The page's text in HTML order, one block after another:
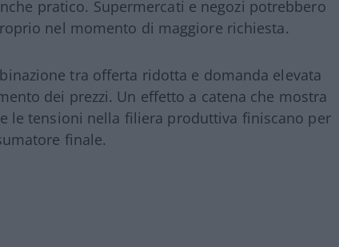
pratico. Supermercati e negozi potrebbero
nel momento di maggiore richiesta.
tra offerta ridotta e domanda elevata
dei prezzi. Un effetto a catena che mostra
le tensioni nella filiera produttiva finiscano per
finale.